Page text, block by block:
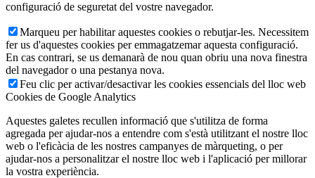
configuració de seguretat del vostre navegador.
Marqueu per habilitar aquestes cookies o rebutjar-les. Necessitem
fer us d'aquestes cookies per emmagatzemar aquesta configuració.
En cas contrari, se us demanarà de nou quan obriu una nova finestra
del navegador o una pestanya nova.
Feu clic per activar/desactivar les cookies essencials del lloc web
Cookies de Google Analytics
Aquestes galetes recullen informació que s'utilitza de forma
agregada per ajudar-nos a entendre com s'està utilitzant el nostre lloc
web o l'eficàcia de les nostres campanyes de màrqueting, o per
ajudar-nos a personalitzar el nostre lloc web i l'aplicació per millorar
la vostra experiència.